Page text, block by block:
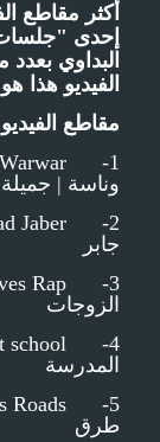
أكثر مقاطع
إحدى
الفيديو هذا هو
مقاطع الفيديو
وناسة |
جابر
الزوجات
المدرسة
طرق